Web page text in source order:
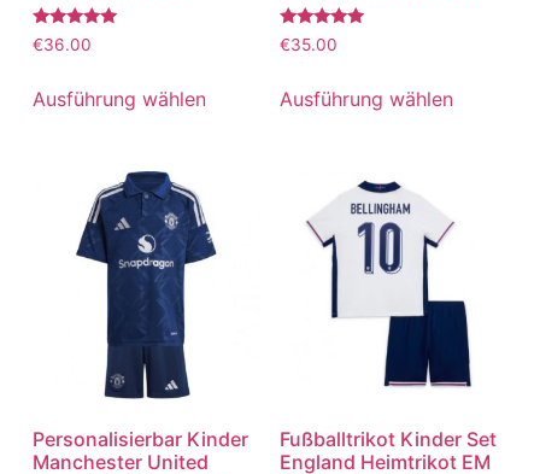
Bewertet
mit
von 5
€36.00
Ausführung wählen
Bewertet
mit
von 5
€35.00
Ausführung wählen
Personalisierbar Kinder
Manchester United
Fußballtrikot Kinder Set
England Heimtrikot EM